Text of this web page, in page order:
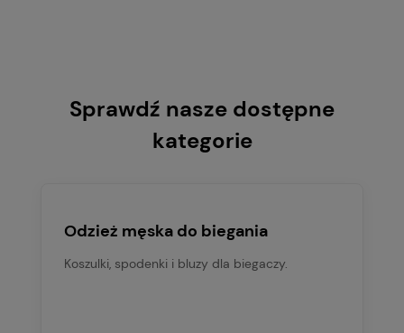
Sprawdź nasze dostępne
kategorie
Odzież męska do biegania
Koszulki, spodenki i bluzy dla biegaczy.